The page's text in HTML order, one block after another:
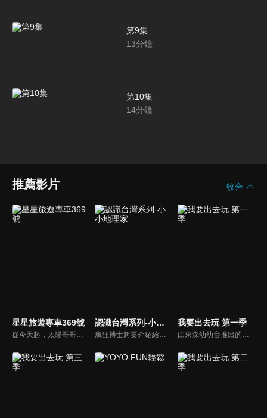
第9集
13分鐘
第10集
14分鐘
推薦影片 收合
星星旅遊專車369號
從今天起，太陽哥哥以及彩虹姐姐將隨著各地的星星小天使，一個玩遍全台灣，一起認為台灣369個鄉鎮。
認識台灣系列-小小地理家
瘋狂博士將要介紹給小朋友認識的是「什麼是板塊」！在瘋狂地理劇單元中，小可愛、小迷糊、和小淘氣三個小精靈不知道什麼是板塊，為了這個事情吵架，這時科學飛俠哥哥出現為他們解答，讓她們收穫豐富，將用圖卡來讓小朋友瞭解地殼的行程及板塊運動，讓大家更瞭解台灣形成時候的小秘密。
我要出去玩 第一季
由東森幼幼台推出的的兒童旅遊性節目「我要出去玩」，要帶小朋友四處參觀，欣賞台灣美景名勝、人文自然及歷史文物物等，節目結合了知性及趣味，所提供的遊玩資訊，也能做為全國家長親子出遊的參考，繼而鼓勵更多的父母在假日時，帶著孩子一起出去玩，促進親子交流。